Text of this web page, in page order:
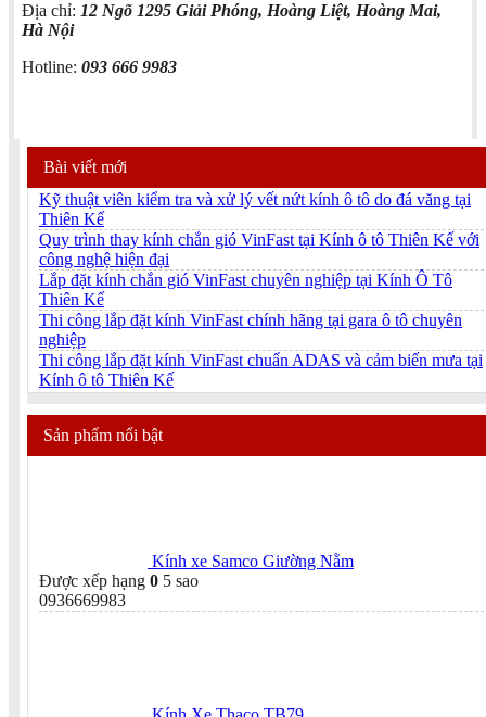
Địa chỉ: 12 Ngõ 1295 Giải Phóng, Hoàng Liệt, Hoàng Mai,
Hà Nội
Hotline: 093 666 9983
Bài viết mới
Kỹ thuật viên kiểm tra và xử lý vết nứt kính ô tô do đá văng tại
Thiên Kế
Quy trình thay kính chắn gió VinFast tại Kính ô tô Thiên Kế với
công nghệ hiện đại
Lắp đặt kính chắn gió VinFast chuyên nghiệp tại Kính Ô Tô
Thiên Kế
Thi công lắp đặt kính VinFast chính hãng tại gara ô tô chuyên
nghiệp
Thi công lắp đặt kính VinFast chuẩn ADAS và cảm biến mưa tại
Kính ô tô Thiên Kế
Sản phẩm nổi bật
Kính xe Samco Giường Nằm
Được xếp hạng 0 5 sao
0936669983